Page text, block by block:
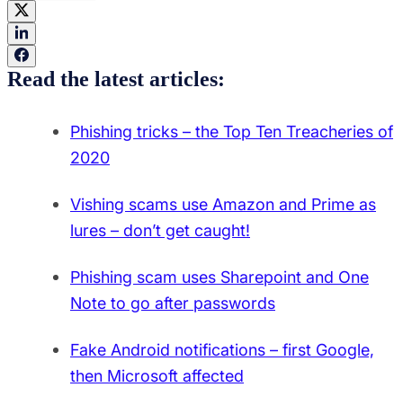
Read the latest articles:
Phishing tricks – the Top Ten Treacheries of
2020
Vishing scams use Amazon and Prime as
lures – don’t get caught!
Phishing scam uses Sharepoint and One
Note to go after passwords
Fake Android notifications – first Google,
then Microsoft affected